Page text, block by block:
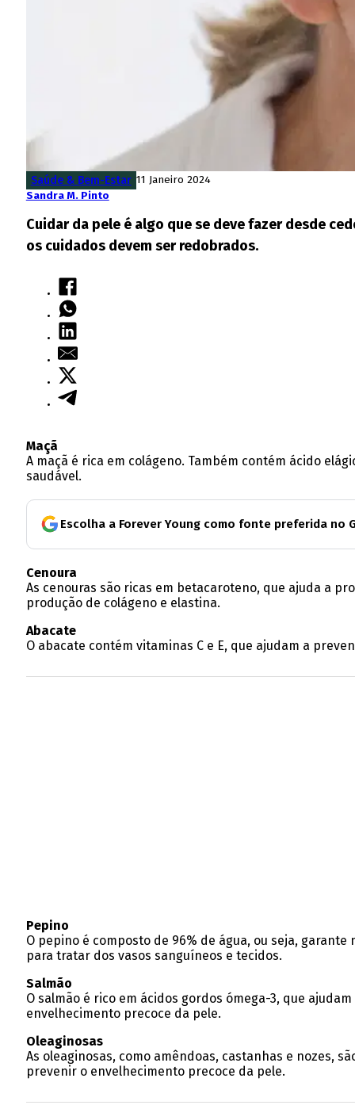
Saúde & Bem-Estar 11 Janeiro 2024
Sandra M. Pinto
Cuidar da pele é algo que se deve fazer desde
os cuidados devem ser redobrados.
Maçã
A maçã é rica em colágeno. Também contém ácido
saudável.
Escolha a Forever Young como fonte preferida no
Cenoura
As cenouras são ricas em betacaroteno, que ajuda a
produção de colágeno e elastina.
Abacate
O abacate contém vitaminas C e E, que ajudam a
Pepino
O pepino é composto de 96% de água, ou seja,
para tratar dos vasos sanguíneos e tecidos.
Salmão
O salmão é rico em ácidos gordos ómega-3, que
envelhecimento precoce da pele.
Oleaginosas
As oleaginosas, como amêndoas, castanhas e nozes,
prevenir o envelhecimento precoce da pele.